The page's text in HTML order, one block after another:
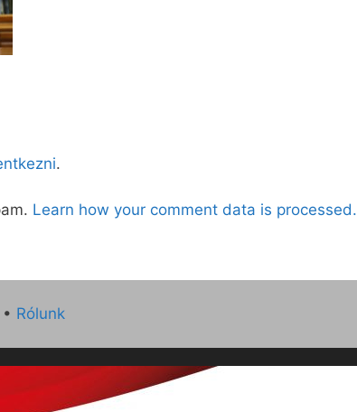
.
Learn how your comment data is processed.
• Rólunk